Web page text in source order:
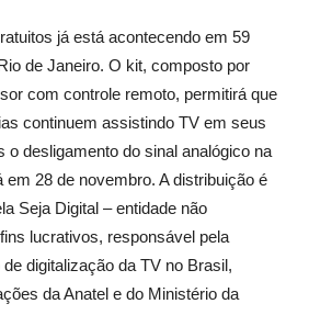
já está acontecendo em 59
de Janeiro. O kit, composto por
com controle remoto, permitirá que
continuem assistindo TV em seus
o desligamento do sinal analógico na
em 28 de novembro. A distribuição é
Seja Digital – entidade não
lucrativos, responsável pela
digitalização da TV no Brasil,
da Anatel e do Ministério da